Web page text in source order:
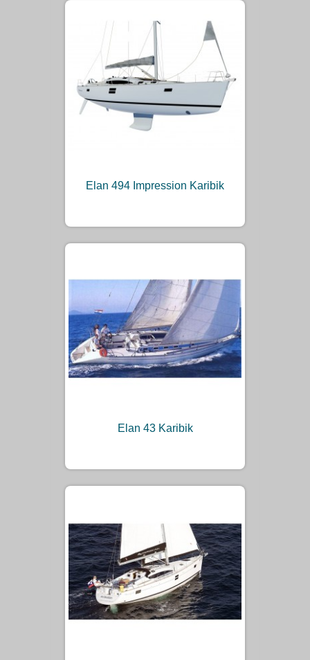
Elan 494 Impression Karibik
Elan 43 Karibik